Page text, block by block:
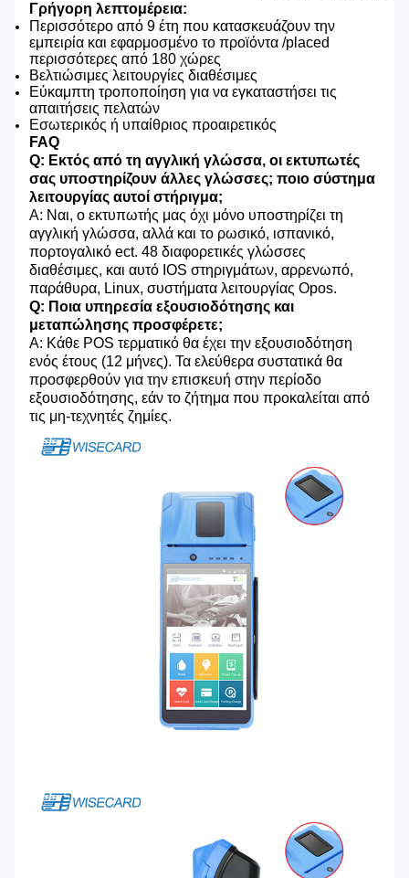
Γρήγορη λεπτομέρεια:
Περισσότερο από 9 έτη που κατασκευάζουν την
εμπειρία και εφαρμοσμένο το προϊόντα /placed
περισσότερες από 180 χώρες
Βελτιώσιμες λειτουργίες διαθέσιμες
Εύκαμπτη τροποποίηση για να εγκαταστήσει τις
απαιτήσεις πελατών
Εσωτερικός ή υπαίθριος προαιρετικός
FAQ
Q: Εκτός από τη αγγλική γλώσσα, οι εκτυπωτές
σας υποστηρίζουν άλλες γλώσσες; ποιο σύστημα
λειτουργίας αυτοί στήριγμα;
Α: Ναι, ο εκτυπωτής μας όχι μόνο υποστηρίζει τη
αγγλική γλώσσα, αλλά και το ρωσικό, ισπανικό,
πορτογαλικό ect. 48 διαφορετικές γλώσσες
διαθέσιμες, και αυτό IOS στηριγμάτων, αρρενωπό,
παράθυρα, Linux, συστήματα λειτουργίας Opos.
Q: Ποια υπηρεσία εξουσιοδότησης και
μεταπώλησης προσφέρετε;
Α: Κάθε POS τερματικό θα έχει την εξουσιοδότηση
ενός έτους (12 μήνες). Τα ελεύθερα συστατικά θα
προσφερθούν για την επισκευή στην περίοδο
εξουσιοδότησης, εάν το ζήτημα που προκαλείται από
τις μη-τεχνητές ζημίες.